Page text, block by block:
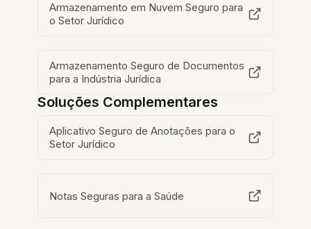
Armazenamento em Nuvem Seguro para
o Setor Jurídico
Armazenamento Seguro de Documentos
para a Indústria Jurídica
Soluções Complementares
Aplicativo Seguro de Anotações para o
Setor Jurídico
Notas Seguras para a Saúde